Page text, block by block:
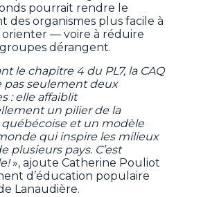
pourrait rendre le
des organismes plus facile à
— voire à réduire
dérangent.
le chapitre 4 du PL7, la CAQ
pas seulement deux
: elle affaiblit
un pilier de la
et un modèle
qui inspire les milieux
plusieurs pays. C’est
», ajoute Catherine Pouliot
d’éducation populaire
Lanaudière.